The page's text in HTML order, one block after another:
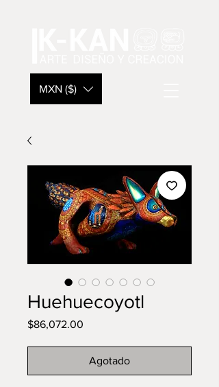
MXN ($)
Huehuecoyotl
$86,072.00
Agotado